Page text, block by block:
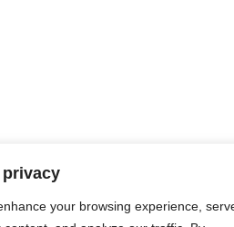
privacy
your browsing experience,